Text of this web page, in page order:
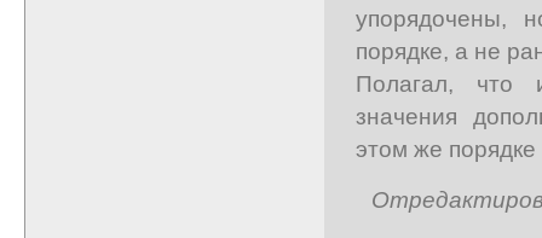
упорядочены,
порядке, а не
Полагал, что
значения
этом же